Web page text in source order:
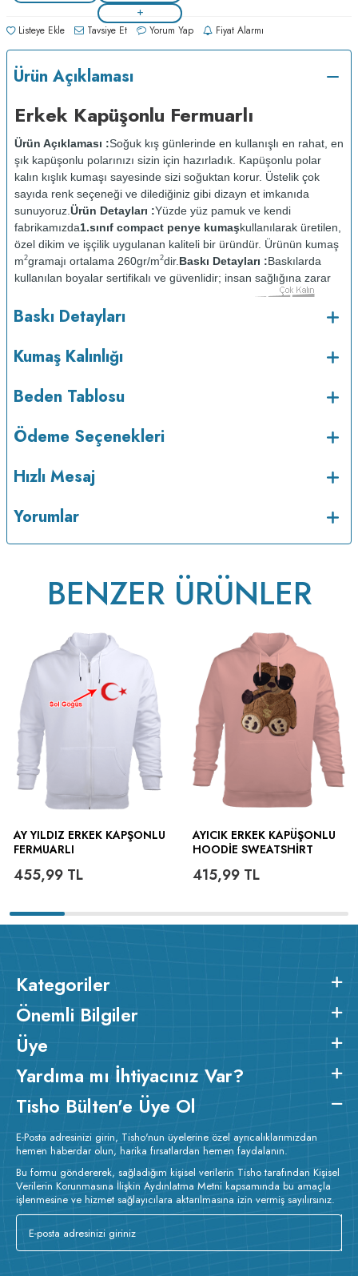
Listeye Ekle Tavsiye Et Yorum Yap Fiyat Alarmı
Ürün Açıklaması
Erkek Kapüşonlu Fermuarlı
Ürün Açıklaması :Soğuk kış günlerinde en kullanışlı en rahat, en
şık kapüşonlu polarınızı sizin için hazırladık. Kapüşonlu polar
kalın kışlık kumaşı sayesinde sizi soğuktan korur. Üstelik çok
sayıda renk seçeneği ve dilediğiniz gibi dizayn et imkanıda
sunuyoruz. Ürün Detayları :Yüzde yüz pamuk ve kendi
fabrikamızda1.sınıf compact penye kumaşkullanılarak üretilen,
özel dikim ve işçilik uygulanan kaliteli bir üründür. Ürünün kumaş
m2gramajı ortalama 260gr/m2dir. Baskı Detayları :Baskılarda
kullanılan boyalar sertifikalı ve güvenlidir; insan sağlığına zarar
vermez.
Kumaş Kalınlığı :
Bakım : Kısa programda maksimum 30
kurutulmaz.Orta ısıda ve tersten ütülenir.
Baskı Detayları
Kumaş Kalınlığı
Beden Tablosu
Ödeme Seçenekleri
Hızlı Mesaj
Yorumlar
BENZER ÜRÜNLER
AY YILDIZ ERKEK KAPŞONLU
FERMUARLI
455,99 TL
AYICIK ERKEK KAPÜŞONLU
HOODIE SWEATSHIRT
415,99TL
Kategoriler
Önemli Bilgiler
Üye
Yardıma mı İhtiyacınız Var?
Tisho Bülten'e Üye Ol
E-Posta adresinizi girin, Tisho'nun üyelerine özel ayrıcalıklarımızdan
hemen haberdar olun, harika fırsatlardan hemen faydalanın.
Bu formu göndererek, sağladığım kişisel verilerin Tisho tarafından Kişisel
Verilerin Korunmasına İlişkin Aydınlatma Metni kapsamında bu amaçla
işlenmesine ve hizmet sağlayıcılara aktarılmasına izin vermiş sayılırsınız.